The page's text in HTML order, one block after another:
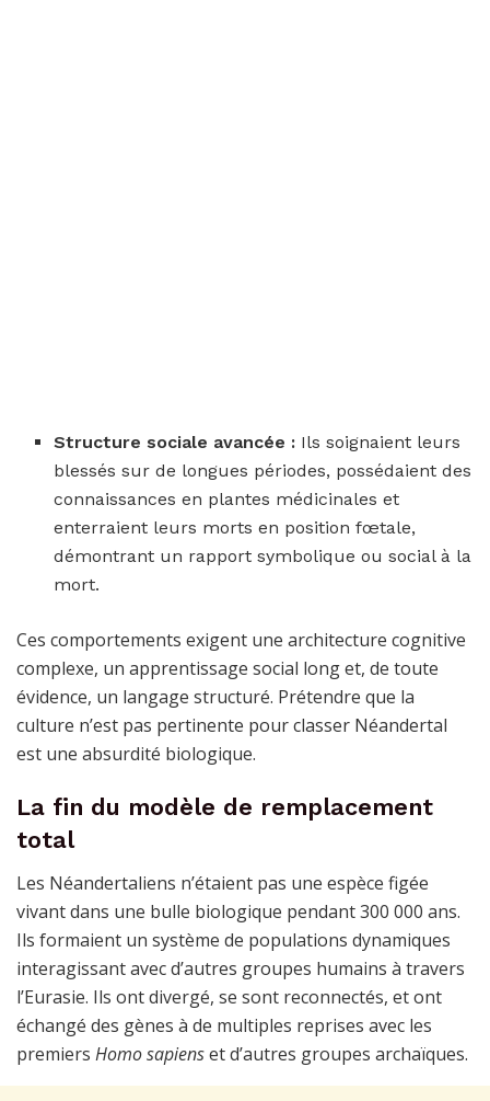
Structure sociale avancée : Ils soignaient leurs
blessés sur de longues périodes, possédaient des
connaissances en plantes médicinales et
enterraient leurs morts en position fœtale,
démontrant un rapport symbolique ou social à la
mort.
Ces comportements exigent une architecture cognitive
complexe, un apprentissage social long et, de toute
évidence, un langage structuré. Prétendre que la
culture n’est pas pertinente pour classer Néandertal
est une absurdité biologique.
La fin du modèle de remplacement
total
Les Néandertaliens n’étaient pas une espèce figée
vivant dans une bulle biologique pendant 300 000 ans.
Ils formaient un système de populations dynamiques
interagissant avec d’autres groupes humains à travers
l’Eurasie. Ils ont divergé, se sont reconnectés, et ont
échangé des gènes à de multiples reprises avec les
premiers Homo sapienset d’autres groupes archaïques.